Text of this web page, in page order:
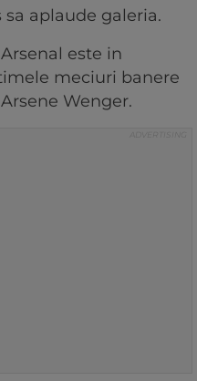
aplaude galeria.
este in
meciuri banere
Wenger.